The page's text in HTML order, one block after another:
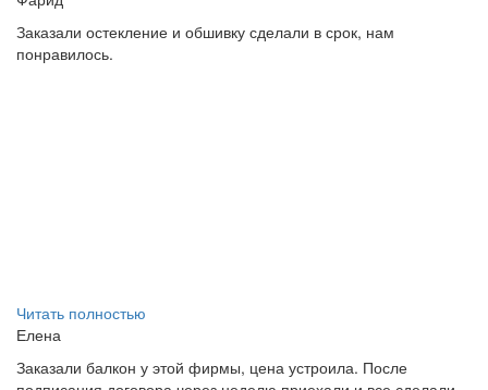
Заказали остекление и обшивку сделали в срок, нам
понравилось.
Читать полностью
Елена
Заказали балкон у этой фирмы, цена устроила. После